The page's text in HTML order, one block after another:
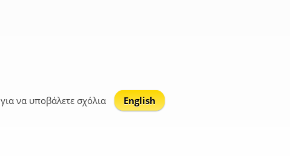
για να υποβάλετε σχόλια English